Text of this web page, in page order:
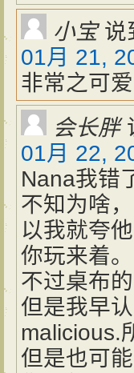
小宝 说
01月 21,
非常之可爱
会长胖
01月 22,
Nana我错
不知为啥
以我就夸
你玩来着。
不过桌布
但是我早
malicious.
但是也可